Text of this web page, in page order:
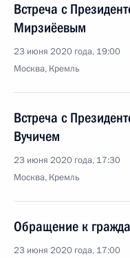
Встреча с
Мирзиёевым
23 июня 2020 года, 19:00
Москва, Кремль
Встреча с
Вучичем
23 июня 2020 года, 17:30
Москва, Кремль
Обращение к
23 июня 2020 года, 17:00